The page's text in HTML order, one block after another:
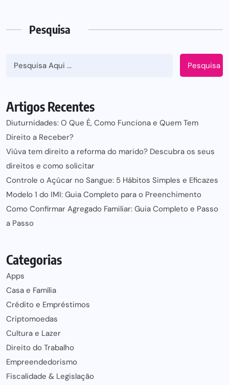
Pesquisa
Pesquisa
Artigos Recentes
Diuturnidades: O Que É, Como Funciona e Quem Tem
Direito a Receber?
Viúva tem direito a reforma do marido? Descubra os seus
direitos e como solicitar
Controle o Açúcar no Sangue: 5 Hábitos Simples e Eficazes
Modelo 1 do IMI: Guia Completo para o Preenchimento
Como Confirmar Agregado Familiar: Guia Completo e Passo
a Passo
Categorias
Apps
Casa e Família
Crédito e Empréstimos
Criptomoedas
Cultura e Lazer
Direito do Trabalho
Empreendedorismo
Fiscalidade & Legislação